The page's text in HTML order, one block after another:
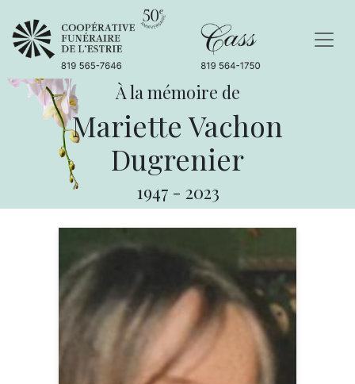
À la mémoire de
Mariette Vachon
Dugrenier
1947 - 2023